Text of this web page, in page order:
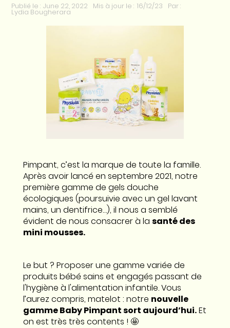
Publié le : June 22, 2022 Mis à jour le : 16/12/23 Par :
Lydia Bougherara
Pimpant, c’est la marque de toute la famille.
Après avoir lancé en septembre 2021, notre
première gamme de gels douche
écologiques (poursuivie avec un gel lavant
mains, un dentifrice…), il nous a semblé
évident de nous consacrer à la santé des
mini mousses.
Le but ? Proposer une gamme variée de
produits bébé sains et engagés passant de
l'hygiène à l'alimentation infantile. Vous
l’aurez compris, matelot : notre nouvelle
gamme Baby Pimpant sort aujourd’hui.Et
on est très très contents ! 🤩